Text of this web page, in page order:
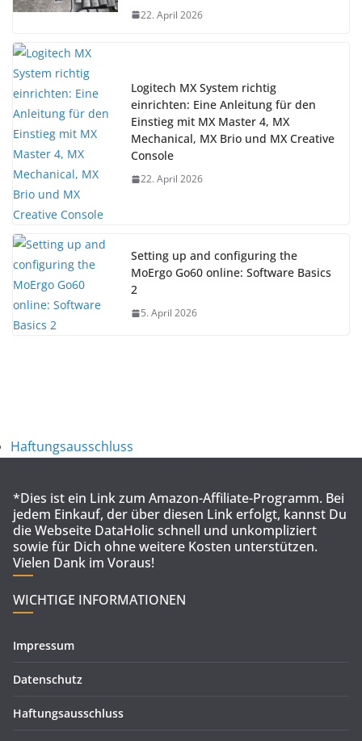
22. April 2026
Logitech MX System richtig
einrichten: Eine Anleitung für den
Einstieg mit MX Master 4, MX
Mechanical, MX Brio und MX Creative
Console
22. April 2026
Setting up and configuring the
MoErgo Go60 online: Software Basics
2
5. April 2026
Haftungsausschluss
*Dies ist ein Link zum Amazon-Affiliate-Programm. Bei
jedem Einkauf, der über diesen Link erfolgt, kannst Du
die Webseite DataHolic schnell und unkompliziert
sowie für Dich ohne weitere Kosten unterstützen.
Vielen Dank im Voraus!
WICHTIGE INFORMATIONEN
Impressum
Datenschutz
Haftungsausschluss